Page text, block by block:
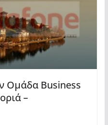
Ομάδα Business
–